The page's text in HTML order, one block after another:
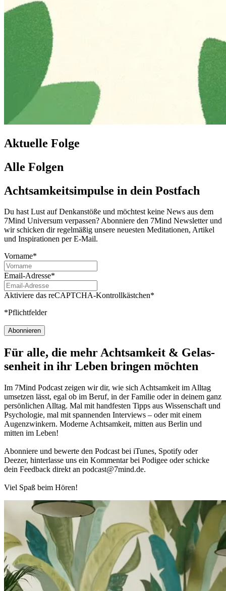
Aktuelle Folge
Alle Folgen
Achtsamkeitsimpulse in dein Postfach
Du hast Lust auf Denkanstöße und möchtest keine News aus dem
7Mind Universum verpassen? Abon­niere den 7Mind News­let­ter und
wir schicken dir regelmäßig unsere neuesten Meditationen, Artikel
und Inspirationen per E-Mail.
Vorname*
Email-Adresse*
Aktiviere das reCAPTCHA-Kontrollkästchen*
*Pflichtfelder
Abonnieren
Für alle, die mehr Acht­sam­keit & Gelas­
sen­heit in ihr Leben brin­gen möch­ten
Im 7Mind Pod­cast zeigen wir dir, wie sich Acht­sam­keit im Alltag
umset­zen lässt, egal ob im Beruf, in der Fami­lie oder in deinem ganz
per­sön­li­chen Alltag. Mal mit hand­fes­ten Tipps aus Wis­sen­schaft und
Psy­cho­lo­gie, mal mit spannenden Interviews – oder mit einem
Augen­zwin­kern. Moderne Acht­sam­keit, mitten aus Berlin und
mitten im Leben!
Abon­niere und bewerte den Pod­cast bei iTunes, Spo­tify oder
Deezer, hin­ter­lasse uns ein Kom­men­tar bei Podigee oder schi­cke
dein Feed­back direkt an podcast@​7​mind.​de.
Viel Spaß beim Hören!